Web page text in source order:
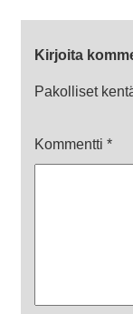
Kirjoita
Pakolliset
Kommentti *